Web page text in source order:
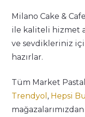
Milano Cake &
ile kaliteli hizmet
ve sevdikleriniz
hazırlar.
Tüm Market
Trendyol , Hepsi